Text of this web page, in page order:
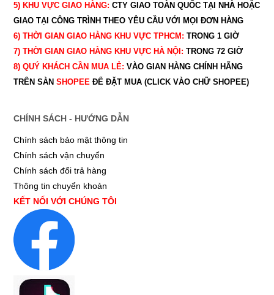
5) KHU VỰC GIAO HÀNG: CTY GIAO TOÀN QUỐC TẠI NHÀ HOẶC
GIAO TẠI CÔNG TRÌNH THEO YÊU CẦU VỚI MỌI ĐƠN HÀNG
6) THỜI GIAN GIAO HÀNG KHU VỰC TPHCM: TRONG 1 GIỜ
7) THỜI GIAN GIAO HÀNG KHU VỰC HÀ NỘI: TRONG 72 GIỜ
8) QUÝ KHÁCH CẦN MUA LẺ: VÀO GIAN HÀNG CHÍNH HÃNG
TRÊN SÀN SHOPEEĐỂ ĐẶT MUA (CLICK VÀO CHỮ SHOPEE)
CHÍNH SÁCH - HƯỚNG DẪN
Chính sách bảo mật thông tin
Chính sách vận chuyển
Chính sách đổi trả hàng
Thông tin chuyển khoản
KẾT NỐI VỚI CHÚNG TÔI